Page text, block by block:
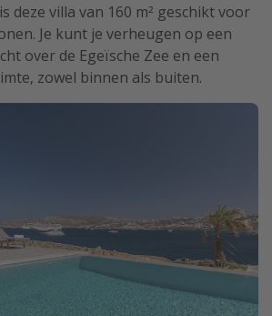
deze villa van 160 m² geschikt voor
Je kunt je verheugen op een
over de Egeïsche Zee en een
zowel binnen als buiten.